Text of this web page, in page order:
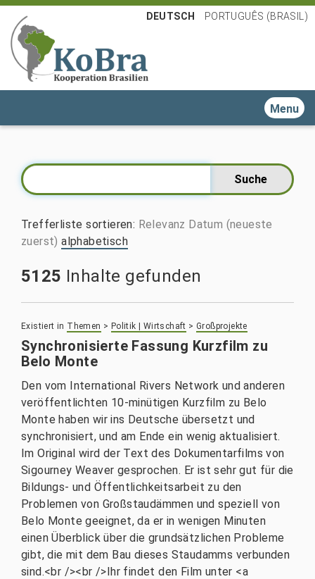
DEUTSCH PORTUGUÊS (BRASIL)
Toggle
Trefferliste sortieren: Relevanz Datum (neueste
zuerst) alphabetisch
5125 Inhalte gefunden
Existiert in Themen > Politik | Wirtschaft >Großprojekte
Synchronisierte Fassung Kurzfilm zu
Belo Monte
Den vom International Rivers Network und anderen
veröffentlichten 10-minütigen Kurzfilm zu Belo
Monte haben wir ins Deutsche übersetzt und
synchronisiert, und am Ende ein wenig aktualisiert.
Im Original wird der Text des Dokumentarfilms von
Sigourney Weaver gesprochen. Er ist sehr gut für die
Bildungs- und Öffentlichkeitsarbeit zu den
Problemen von Großstaudämmen und speziell von
Belo Monte geeignet, da er in wenigen Minuten
einen Überblick über die grundsätzlichen Probleme
gibt, die mit dem Bau dieses Staudamms verbunden
sind.<br /><br />Ihr findet den Film unter <a